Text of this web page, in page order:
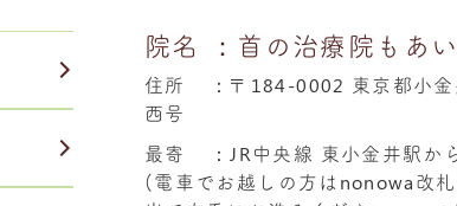
院名 ：首の治療院もあい
住所 ： 〒184-0002 東京都小
西号
最寄
：JR中央線 東小金井駅か
(電車でお越しの方はnonowa改